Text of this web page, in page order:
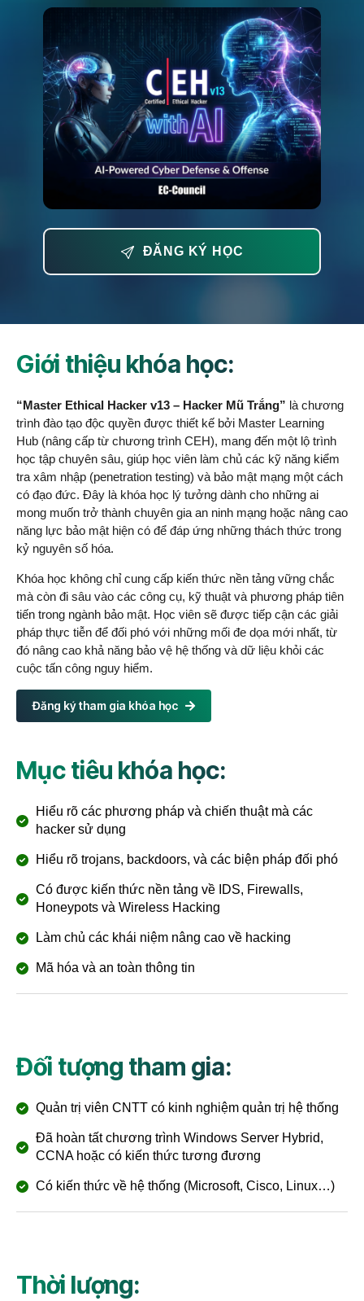
ĐĂNG KÝ HỌC
Giới thiệu khóa học:
“Master Ethical Hacker v13 – Hacker Mũ Trắng” là chương
trình đào tạo độc quyền được thiết kế bởi Master Learning
Hub (nâng cấp từ chương trình CEH), mang đến một lộ trình
học tập chuyên sâu, giúp học viên làm chủ các kỹ năng kiểm
tra xâm nhập (penetration testing) và bảo mật mạng một cách
có đạo đức. Đây là khóa học lý tưởng dành cho những ai
mong muốn trở thành chuyên gia an ninh mạng hoặc nâng cao
năng lực bảo mật hiện có để đáp ứng những thách thức trong
kỷ nguyên số hóa.
Khóa học không chỉ cung cấp kiến thức nền tảng vững chắc
mà còn đi sâu vào các công cụ, kỹ thuật và phương pháp tiên
tiến trong ngành bảo mật. Học viên sẽ được tiếp cận các giải
pháp thực tiễn để đối phó với những mối đe dọa mới nhất, từ
đó nâng cao khả năng bảo vệ hệ thống và dữ liệu khỏi các
cuộc tấn công nguy hiểm.
Đăng ký tham gia khóa học
Mục tiêu khóa học:
Hiểu rõ các phương pháp và chiến thuật mà các
hacker sử dụng
Hiểu rõ trojans, backdoors, và các biện pháp đối phó
Có được kiến thức nền tảng về IDS, Firewalls,
Honeypots và Wireless Hacking
Làm chủ các khái niệm nâng cao về hacking
Mã hóa và an toàn thông tin
Đối tượng tham gia:
Quản trị viên CNTT có kinh nghiệm quản trị hệ thống
Đã hoàn tất chương trình Windows Server Hybrid,
CCNA hoặc có kiến thức tương đương
Có kiến thức về hệ thống (Microsoft, Cisco, Linux…)
Thời lượng: